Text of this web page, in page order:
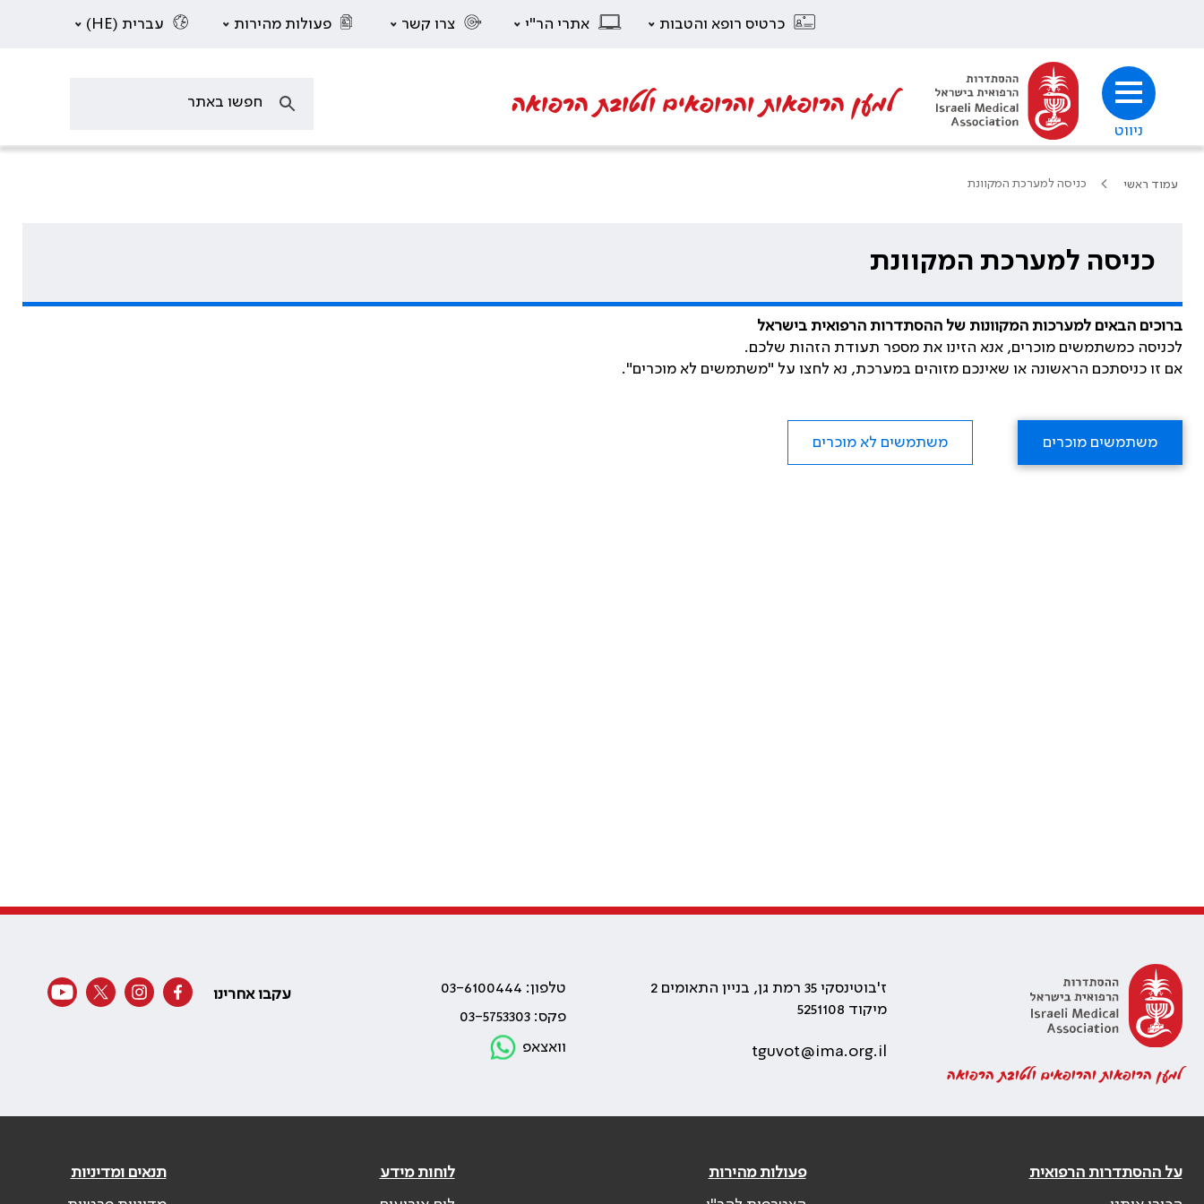
כרטיס רופא והטבות אתרי הר"י צרו קשר פעולות מהירות עברית (HE)
ניווט
למען הרופאות והרופאים ולטובת הרפואה
עמוד ראשי כניסה למערכת המקוונת
כניסה למערכת המקוונת
ברוכים הבאים למערכות המקוונות של ההסתדרות הרפואית בישראל
לכניסה כמשתמשים מוכרים, אנא הזינו את מספר תעודת הזהות שלכם.
אם זו כניסתכם הראשונה או שאינכם מזוהים במערכת, נא לחצו על "משתמשים לא מוכרים".
משתמשים מוכרים משתמשים לא מוכרים
למען הרופאות והרופאים ולטובת הרפואה
ז'בוטינסקי 35 רמת גן, בניין התאומים 2
מיקוד 5251108
tguvot@ima.org.il
טלפון: 03-6100444
פקס: 03-5753303
וואצאפ
עקבו אחרינו
על ההסתדרות הרפואית
פעולות מהירות
לוחות מידע
תנאים ומדיניות